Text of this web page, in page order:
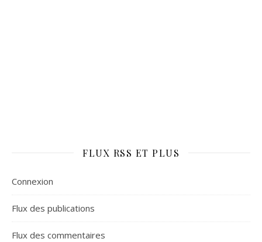
FLUX RSS ET PLUS
Connexion
Flux des publications
Flux des commentaires